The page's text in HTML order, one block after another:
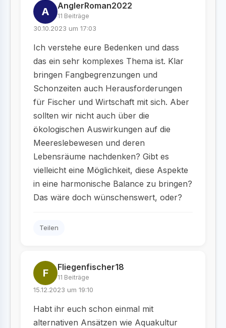
A AnglerRoman2022
11 Beiträge
30.10.2023 um 17:03
Ich verstehe eure Bedenken und dass
das ein sehr komplexes Thema ist. Klar
bringen Fangbegrenzungen und
Schonzeiten auch Herausforderungen
für Fischer und Wirtschaft mit sich. Aber
sollten wir nicht auch über die
ökologischen Auswirkungen auf die
Meereslebewesen und deren
Lebensräume nachdenken? Gibt es
vielleicht eine Möglichkeit, diese Aspekte
in eine harmonische Balance zu bringen?
Das wäre doch wünschenswert, oder?
Teilen
F Fliegenfischer18
11 Beiträge
15.12.2023 um 19:10
Habt ihr euch schon einmal mit
alternativen Ansätzen wie Aquakultur